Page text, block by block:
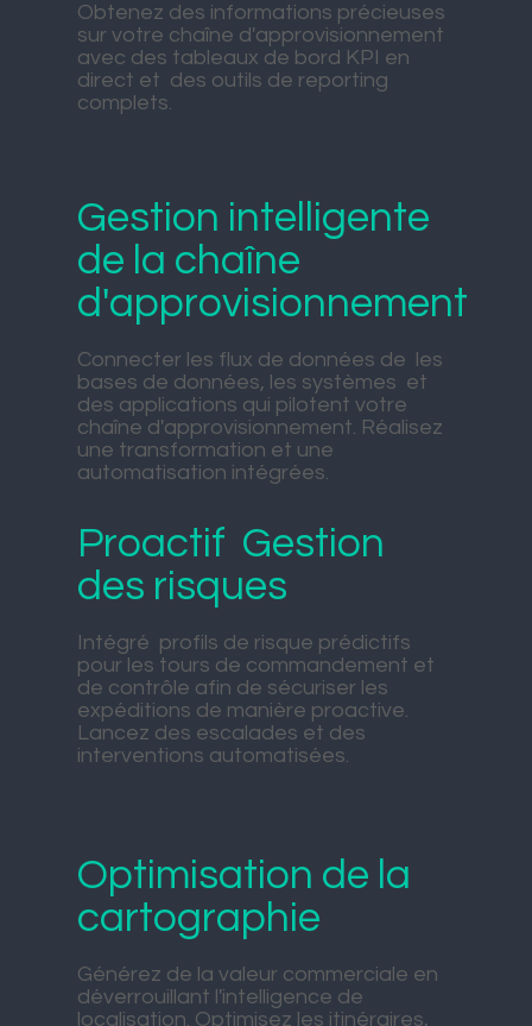
Obtenez des informations précieuses
sur votre chaîne d'approvisionnement
avec des tableaux de bord KPI en
direct et des outils de reporting
complets.
Optimisation de la
cartographie
Générez de la valeur commerciale en
déverrouillant l'intelligence de
localisation. Optimisez les itinéraires,
Proactif Gestion
des risques
Intégré profils de risque prédictifs
pour les tours de commandement et
de contrôle afin de sécuriser les
expéditions de manière proactive.
Lancez des escalades et des
interventions automatisées.
Gestion intelligente
de la chaîne
d'approvisionnement
Connecter les flux de données de les
bases de données, les systèmes et
des applications qui pilotent votre
chaîne d'approvisionnement. Réalisez
une transformation et une
automatisation intégrées.